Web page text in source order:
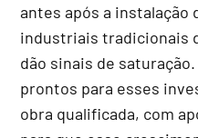
antes após a instalação
industriais tradicionais
dão sinais de
prontos para esses
obra qualificada, com